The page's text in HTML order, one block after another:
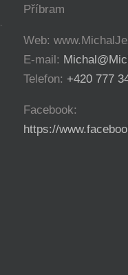
Příbram
Web:
E-mail:
Telefon: +420 777
Facebook:
https://